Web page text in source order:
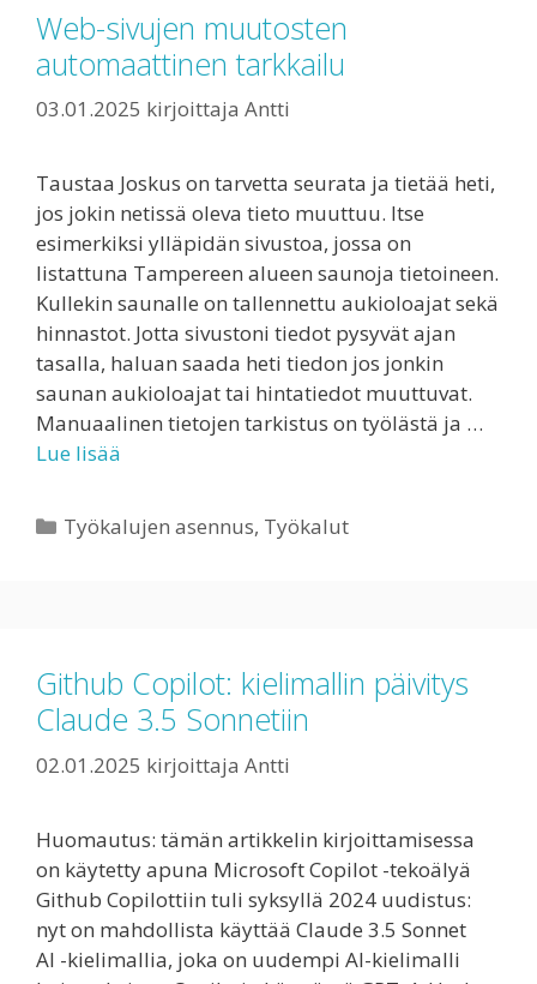
Web-sivujen muutosten
automaattinen tarkkailu
03.01.2025 kirjoittaja Antti
Taustaa Joskus on tarvetta seurata ja tietää heti,
jos jokin netissä oleva tieto muuttuu. Itse
esimerkiksi ylläpidän sivustoa, jossa on
listattuna Tampereen alueen saunoja tietoineen.
Kullekin saunalle on tallennettu aukioloajat sekä
hinnastot. Jotta sivustoni tiedot pysyvät ajan
tasalla, haluan saada heti tiedon jos jonkin
saunan aukioloajat tai hintatiedot muuttuvat.
Manuaalinen tietojen tarkistus on työlästä ja …
Lue lisää
Kategoriat
Työkalujen asennus, Työkalut
Github Copilot: kielimallin päivitys
Claude 3.5 Sonnetiin
02.01.2025 kirjoittaja Antti
Huomautus: tämän artikkelin kirjoittamisessa
on käytetty apuna Microsoft Copilot -tekoälyä
Github Copilottiin tuli syksyllä 2024 uudistus:
nyt on mahdollista käyttää Claude 3.5 Sonnet
AI -kielimallia, joka on uudempi AI-kielimalli